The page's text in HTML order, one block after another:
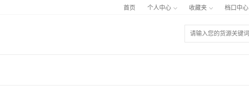
首页 个人中心 收藏夹 档口中心